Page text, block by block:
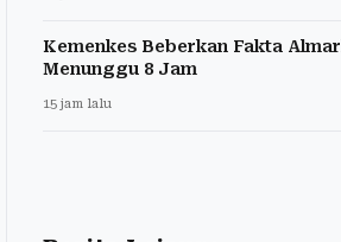
Kemenkes Beberkan Fakta
Menunggu 8 Jam
15 jam lalu